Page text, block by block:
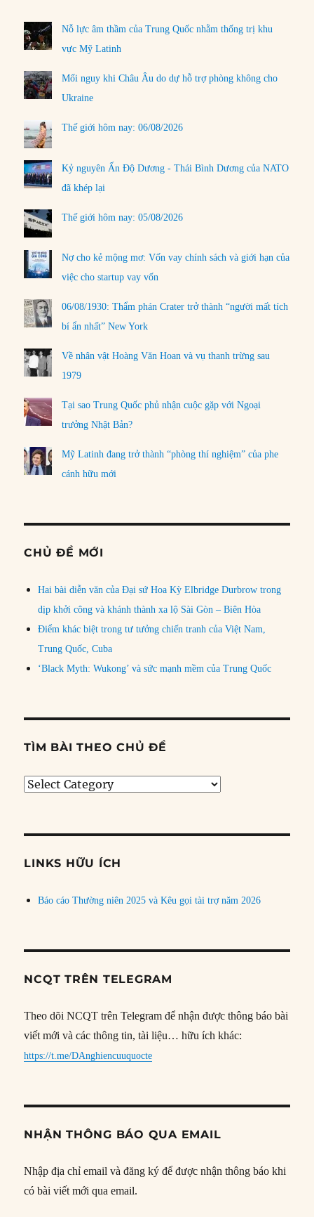
Nỗ lực âm thầm của Trung Quốc nhằm thống trị khu
vực Mỹ Latinh
Mối nguy khi Châu Âu do dự hỗ trợ phòng không cho
Ukraine
Thế giới hôm nay: 06/08/2026
Kỷ nguyên Ấn Độ Dương - Thái Bình Dương của NATO
đã khép lại
Thế giới hôm nay: 05/08/2026
Nợ cho kẻ mộng mơ: Vốn vay chính sách và giới hạn của
việc cho startup vay vốn
06/08/1930: Thẩm phán Crater trở thành “người mất tích
bí ẩn nhất” New York
Về nhân vật Hoàng Văn Hoan và vụ thanh trừng sau
1979
Tại sao Trung Quốc phủ nhận cuộc gặp với Ngoại
trưởng Nhật Bản?
Mỹ Latinh đang trở thành “phòng thí nghiệm” của phe
cánh hữu mới
CHỦ ĐỀ MỚI
Hai bài diễn văn của Đại sứ Hoa Kỳ Elbridge Durbrow trong
dịp khởi công và khánh thành xa lộ Sài Gòn – Biên Hòa
Điểm khác biệt trong tư tưởng chiến tranh của Việt Nam,
Trung Quốc, Cuba
‘Black Myth: Wukong’ và sức mạnh mềm của Trung Quốc
TÌM BÀI THEO CHỦ ĐỀ
Tìm
đề
LINKS HỮU ÍCH
Báo cáo Thường niên 2025 và Kêu gọi tài trợ năm 2026
NCQT TRÊN TELEGRAM
Theo dõi NCQT trên Telegram để nhận được thông báo bài
viết mới và các thông tin, tài liệu… hữu ích khác:
https://t.me/DAnghiencuuquocte
NHẬN THÔNG BÁO QUA EMAIL
Nhập địa chỉ email và đăng ký để được nhận thông báo khi
có bài viết mới qua email.